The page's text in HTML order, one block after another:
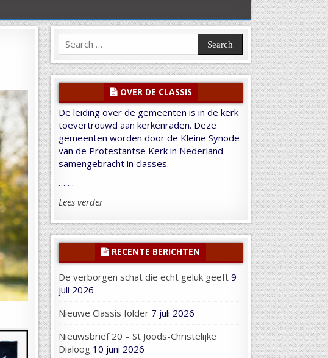
Search
for:
OVER DE CLASSIS
De leiding over de gemeenten is in de kerk
toevertrouwd aan kerkenraden. Deze
gemeenten worden door de Kleine Synode
van de Protestantse Kerk in Nederland
samengebracht in classes.
…….
Lees verder
RECENTE BERICHTEN
De verborgen schat die echt geluk geeft 9
juli 2026
Nieuwe Classis folder 7 juli 2026
Nieuwsbrief 20 – St Joods-Christelijke
Dialoog 10 juni 2026